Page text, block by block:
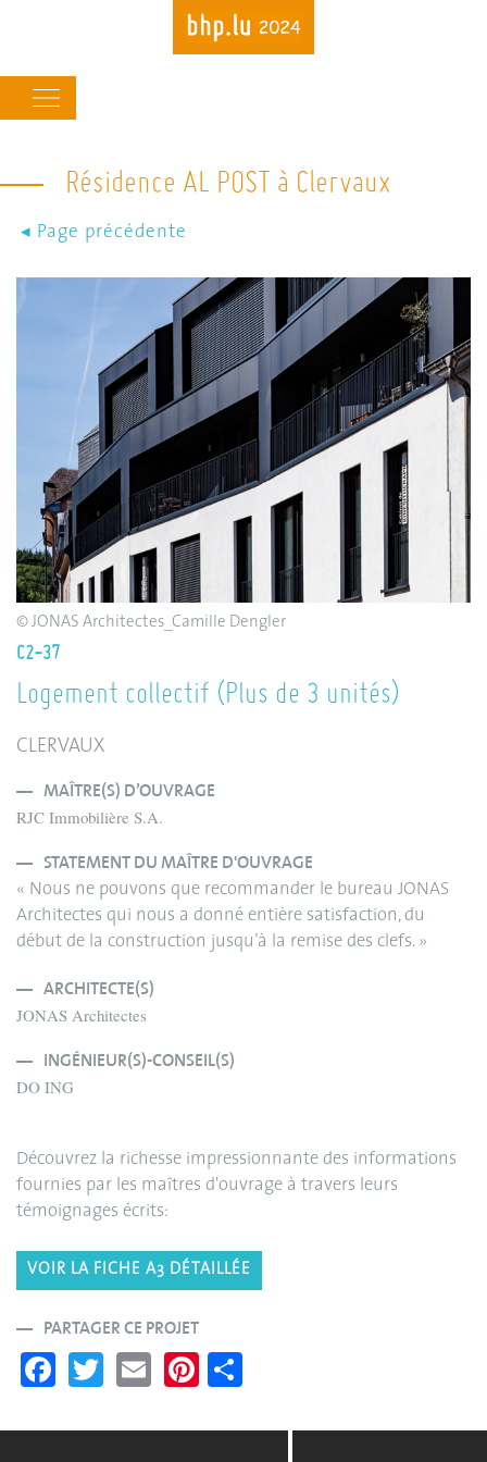
Skip
to
navigation
Résidence AL POST à Clervaux
C2-37
Logement collectif (Plus de 3 unités)
CLERVAUX
MAÎTRE(S) D’OUVRAGE
RJC Immobilière S.A.
STATEMENT DU MAÎTRE D'OUVRAGE
« Nous ne pouvons que recommander le bureau JONAS
Architectes qui nous a donné entière satisfaction, du
début de la construction jusqu’à la remise des clefs. »
ARCHITECTE(S)
JONAS Architectes
INGÉNIEUR(S)-CONSEIL(S)
DO ING
Découvrez la richesse impressionnante des informations
fournies par les maîtres d'ouvrage à travers leurs
témoignages écrits:
VOIR LA FICHE A3 DÉTAILLÉE
PARTAGER CE PROJET
Fa
ce
bo
T
wi
tte
E
m
ail
Pi
nt
er re
© JONAS Architectes_Camille Dengler